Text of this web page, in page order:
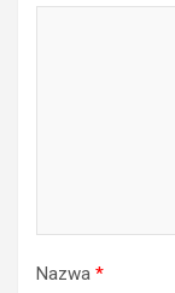
Nazwa *